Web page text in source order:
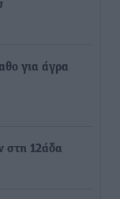
για άγρα
στη 12άδα